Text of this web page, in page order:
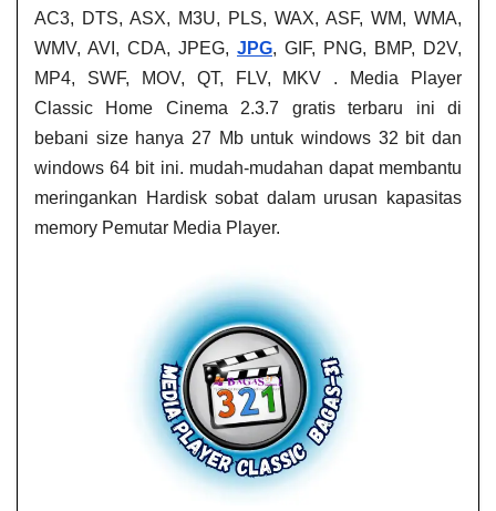
AC3, DTS, ASX, M3U, PLS, WAX, ASF, WM, WMA,
WMV, AVI, CDA, JPEG, JPG, GIF, PNG, BMP, D2V,
MP4, SWF, MOV, QT, FLV, MKV . Media Player
Classic Home Cinema 2.3.7 gratis terbaru ini di
bebani size hanya 27 Mb untuk windows 32 bit dan
windows 64 bit ini. mudah-mudahan dapat membantu
meringankan Hardisk sobat dalam urusan kapasitas
memory Pemutar Media Player.